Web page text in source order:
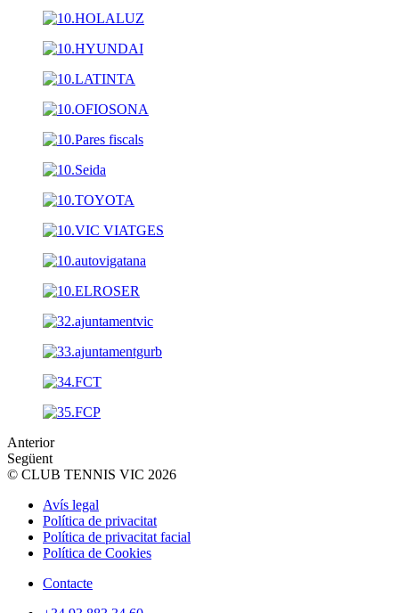
Anterior
Següent
© CLUB TENNIS VIC 2026
Avís legal
Política de privacitat
Política de privacitat facial
Política de Cookies
Contacte